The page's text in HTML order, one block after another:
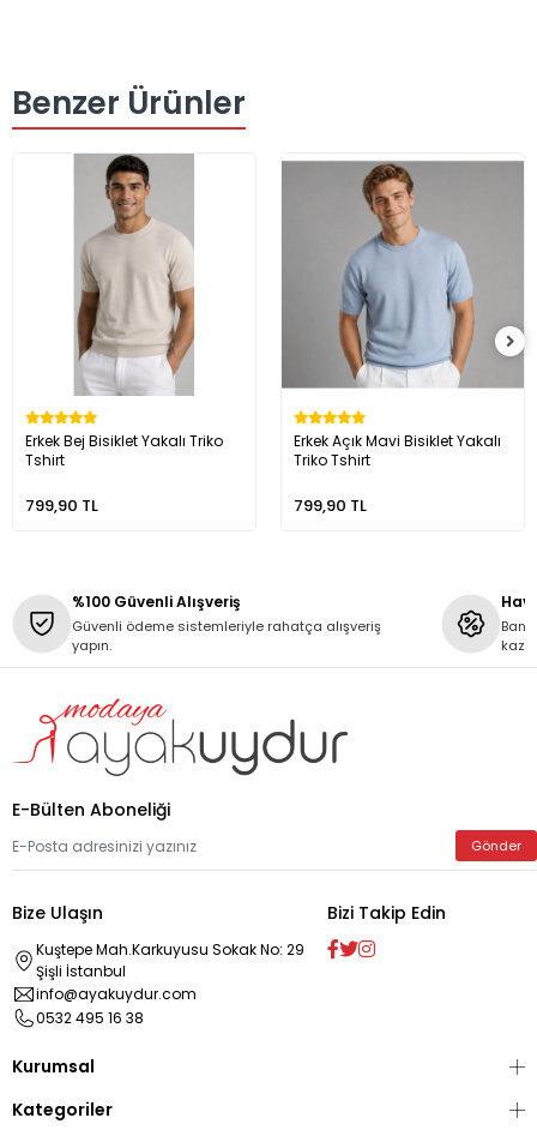
Benzer Ürünler
Erkek Bej Bisiklet Yakalı Triko
Tshirt
799,90 TL
Erkek Açık Mavi Bisiklet Yakalı
Triko Tshirt
799,90 TL
%100 Güvenli Alışveriş
Güvenli ödeme sistemleriyle rahatça alışveriş
yapın.
E-Bülten Aboneliği
Gönder
Bize Ulaşın
Kuştepe Mah.Karkuyusu Sokak No: 29
Şişli İstanbul
info@ayakuydur.com
0532 495 16 38
Bizi Takip Edin
Kurumsal
Kategoriler